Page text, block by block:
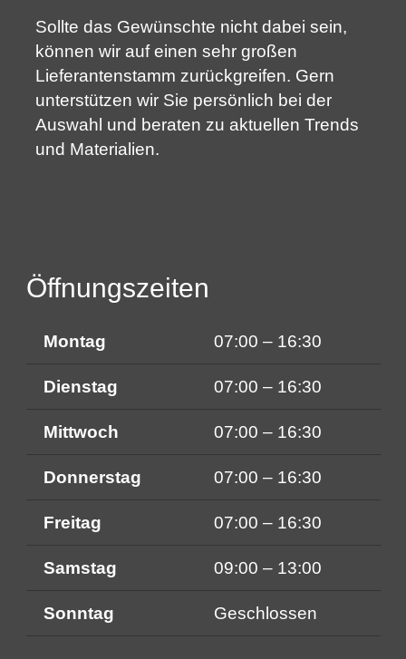
Sollte das Gewünschte nicht dabei sein,
können wir auf einen sehr großen
Lieferantenstamm zurückgreifen. Gern
unterstützen wir Sie persönlich bei der
Auswahl und beraten zu aktuellen Trends
und Materialien.
Öffnungszeiten
Montag 07:00 – 16:30
Dienstag 07:00 – 16:30
Mittwoch 07:00 – 16:30
Donnerstag 07:00 – 16:30
Freitag 07:00 – 16:30
Samstag 09:00 – 13:00
Sonntag Geschlossen